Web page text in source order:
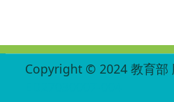
Copyright © 2024 教育部